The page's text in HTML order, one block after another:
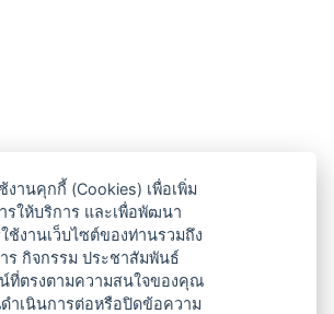
งานคุกกี้ (Cookies) เพื่อเพิ่ม
รให้บริการ และเพื่อพัฒนา
ช้งานเว็บไซต์ของท่านรวมถึง
ร กิจกรรม ประชาสัมพันธ์
ที่ตรงตามความสนใจของคุณ
ำเนินการต่อหรือปิดข้อความ